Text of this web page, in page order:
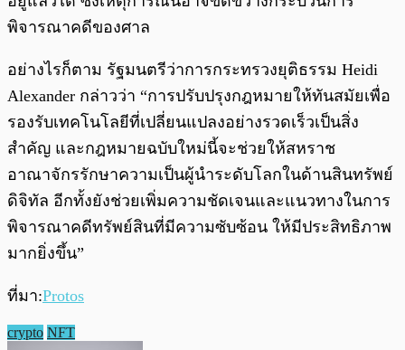
พิจารณาคดีของศาล
อย่างไรก็ตาม รัฐมนตรีว่าการกระทรวงยุติธรรม Heidi
Alexander กล่าวว่า “การปรับปรุงกฎหมายให้ทันสมัยเพื่อ
รองรับเทคโนโลยีที่เปลี่ยนแปลงอย่างรวดเร็วเป็นสิ่ง
สำคัญ และกฎหมายฉบับใหม่นี้จะช่วยให้สหราช
อาณาจักรรักษาความเป็นผู้นำระดับโลกในด้านสินทรัพย์
ดิจิทัล อีกทั้งยังช่วยเพิ่มความชัดเจนและแนวทางในการ
พิจารณาคดีทรัพย์สินที่มีความซับซ้อน ให้มีประสิทธิภาพ
มากยิ่งขึ้น”
ที่มา:Protos
crypto NFT